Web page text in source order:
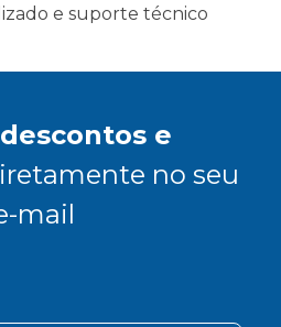
e suporte técnico
descontos e
no seu
mail